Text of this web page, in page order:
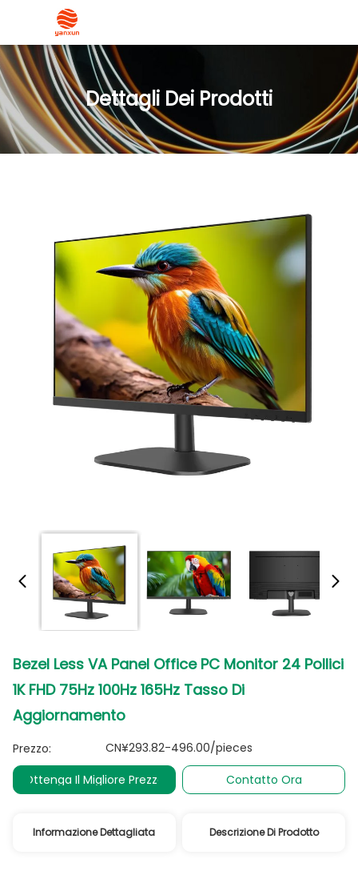
Dettagli Dei Prodotti
Bezel Less VA Panel Office PC Monitor 24 Pollici
1K FHD 75Hz 100Hz 165Hz Tasso Di
Aggiornamento
Prezzo:
CN¥293.82-496.00/pieces
Ottenga Il Migliore Prezzo
Contatto Ora
Informazione Dettagliata Descrizione Di Prodotto